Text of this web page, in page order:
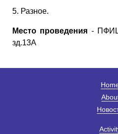
5. Разное.
Место проведения -
зд.13А